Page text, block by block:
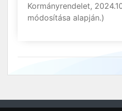
Kormányrendelet,
módosítása alapján.)